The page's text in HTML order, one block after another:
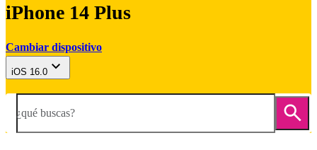
iPhone 14 Plus
Cambiar dispositivo
iOS 16.0
¿qué buscas?